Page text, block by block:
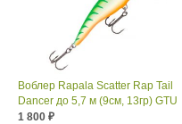
Воблер Rapala Scatter Rap Tail
Dancer до 5,7 м (9см, 13гр) GTU
1 800 ₽